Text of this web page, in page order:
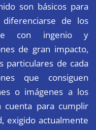
son básicos para
de los
con ingenio y
de gran impacto,
particulares de cada
que consiguen
o imágenes a los
cuenta para cumplir
exigido actualmente